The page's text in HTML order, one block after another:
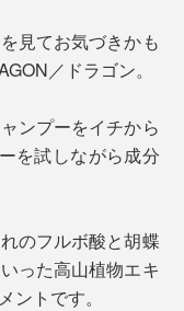
見てお気づきかも
／ドラゴン。
ンプーをイチから
を試しながら成分
のフルボ酸と胡蝶
った高山植物エキ
ントです。